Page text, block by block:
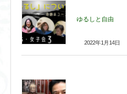
ゆるしと自由
2022年1月14日